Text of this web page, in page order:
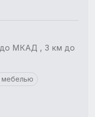
до МКАД , 3 км до
мебелью